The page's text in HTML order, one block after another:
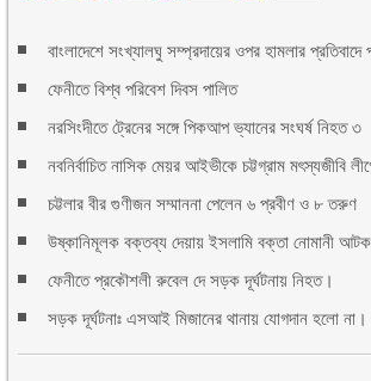
বাংলাদেশে সংখ্যালঘু সম্প্রদায়ের ওপর হামলার প্রতিবাদে
ফেনীতে বিশ্ব পরিবেশ দিবস পালিত
নরসিংদীতে ট্রেনের সঙ্গে পিকআপ ভ্যানের সংঘর্ষ নিহত ৩
নবনির্বাচিত নাসিক মেয়র আইভীকে চট্টগ্রাম মৎস্যজীবি
চট্টলার বীর গুণীজন সম্মাননা পেলেন ৬ প্রবীণ ও ৮ তরুণ
উষ্কানিমূলক বক্তব্য দেয়ায় ইসলামি বক্তা নোমানী আটক
ফেনীতে প্রকৌশলী রুবেল দে সড়ক দূর্ঘটনায় নিহত।
সড়ক দূর্ঘটনাঃ এসআই মিজানের থানায় যোগদান হলো না।